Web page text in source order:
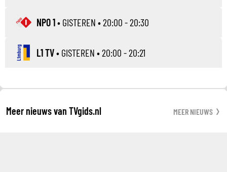
NPO 1• GISTEREN • 20:00 - 20:30
L1 TV• GISTEREN • 20:00 - 20:21
Meer nieuws van TVgids.nl MEER NIEUWS